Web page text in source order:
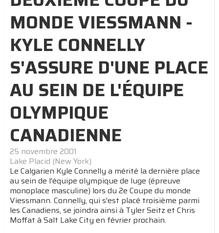
MONDE VIESSMANN -
KYLE CONNELLY
S'ASSURE D'UNE PLACE
AU SEIN DE L'ÉQUIPE
OLYMPIQUE
CANADIENNE
25 novembre 2001
Lake Placid (New York)
Le Calgarien Kyle Connelly a mérité la dernière place
au sein de l'équipe olympique de luge (épreuve
monoplace masculine) lors du 2e Coupe du monde
Viessmann. Connelly, qui s'est placé troisième parmi
les Canadiens, se joindra ainsi à Tyler Seitz et Chris
Moffat à Salt Lake City en février prochain.